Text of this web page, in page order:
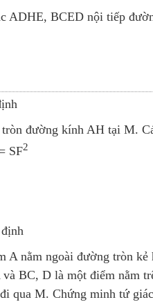
ADHE, BCED nội tiếp
đường kính AH tại M.
SF2
A nằm ngoài đường tròn
BC, D là một điểm nằm
qua M. Chứng minh tứ